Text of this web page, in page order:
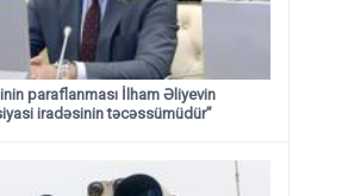
paraflanması İlham Əliyevin
iradəsinin təcəssümüdür”